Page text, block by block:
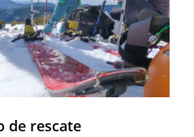
DE RESCATE
de rescate